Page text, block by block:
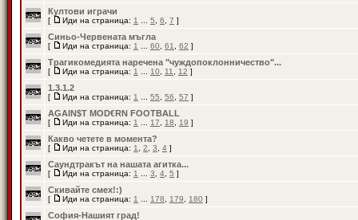
Култови играчи
[ Иди на страница: 1 5 6 7 ]
Синьо-Червената мъгла
[ Иди на страница: 1 60 61 62 ]
Трагикомедията наречена "чуждопоклонничество"...
[ Иди на страница: 1 10 11 12 ]
1.3.1.2
[ Иди на страница: 1 55 56 57 ]
AGAIN$T MOD€RN FOOTBALL
[ Иди на страница: 1 17 18 19 ]
Какво четете в момента?
[ Иди на страница: 1 2 3 4 ]
Саундтракът на нашата агитка...
[ Иди на страница: 1 3 4 5 ]
Скивайте смех!:)
[ Иди на страница: 1 178 179 180 ]
София-Нашият град!